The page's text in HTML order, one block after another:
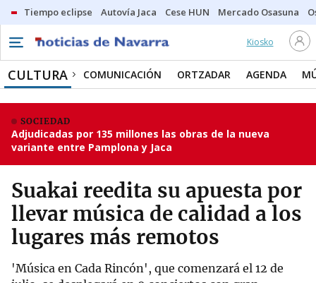
Tiempo eclipse Autovía Jaca Cese HUN Mercado Osasuna
Kiosko
CULTURA COMUNICACIÓN ORTZADAR AGENDA
SOCIEDAD
Adjudicadas por 135 millones las obras de la nueva
variante entre Pamplona y Jaca
Suakai reedita su apuesta por
llevar música de calidad a los
lugares más remotos
'Música en Cada Rincón', que comenzará el 12 de